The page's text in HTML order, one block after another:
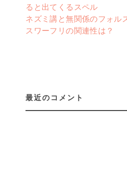
ると出てくるスペル
ネズミ講と無関係のフォル
スワーフリの関連性は？
最近のコメント